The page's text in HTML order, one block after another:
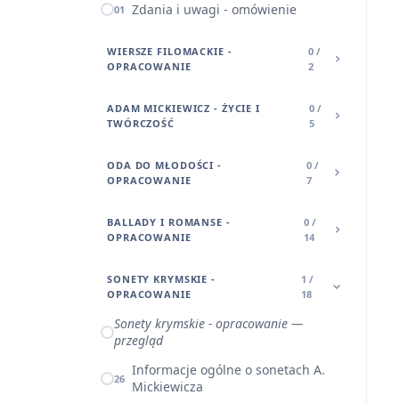
01 Zdania i uwagi - omówienie
WIERSZE FILOMACKIE -
OPRACOWANIE
0 /
2
ADAM MICKIEWICZ - ŻYCIE I
TWÓRCZOŚĆ
0 /
5
ODA DO MŁODOŚCI -
OPRACOWANIE
0 /
7
BALLADY I ROMANSE -
OPRACOWANIE
0 /
14
SONETY KRYMSKIE -
OPRACOWANIE
1 /
18
Sonety krymskie - opracowanie —
przegląd
26 Informacje ogólne o sonetach A.
Mickiewicza